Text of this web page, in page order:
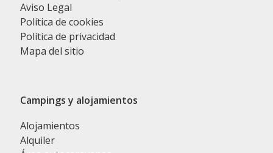
Aviso Legal
Política de cookies
Política de privacidad
Mapa del sitio
Campings y alojamientos
Alojamientos
Alquiler